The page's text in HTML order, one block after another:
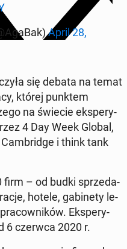
April 28,
się debata na temat
której punktem
na świecie eks­pe­ry­
4 Day Week Global,
i think tank
firm – od budki sprze­da­
hotele, ga­bi­ne­ty le­
Eks­pe­ry­
6 czerwca 2020 r.